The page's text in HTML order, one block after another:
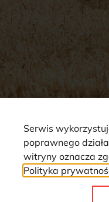
Regulamin
Polityka prywatności
Reklamacje i zwroty
Strona wykorzystuje pliki
Serwis
poprawnego
witryny oznacza
Polityka